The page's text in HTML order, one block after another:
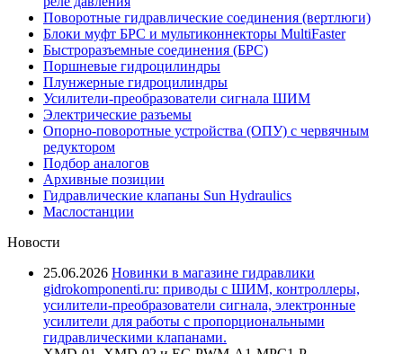
Поворотные гидравлические соединения (вертлюги)
Блоки муфт БРС и мультиконнекторы MultiFaster
Быстроразъемные соединения (БРС)
Поршневые гидроцилиндры
Плунжерные гидроцилиндры
Усилители-преобразователи сигнала ШИМ
Электрические разъемы
Опорно-поворотные устройства (ОПУ) с червячным
редуктором
Подбор аналогов
Архивные позиции
Гидравлические клапаны Sun Hydraulics
Маслостанции
Новости
25.06.2026 Новинки в магазине гидравлики
gidrokomponenti.ru: приводы с ШИМ, контроллеры,
усилители-преобразователи сигнала, электронные
усилители для работы с пропорциональными
гидравлическими клапанами.